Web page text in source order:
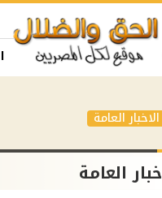
الاخبار العامة
العامة